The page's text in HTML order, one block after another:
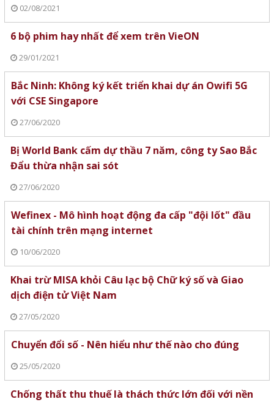
02/08/2021
6 bộ phim hay nhất để xem trên VieON
29/01/2021
Bắc Ninh: Không ký kết triển khai dự án Owifi 5G
với CSE Singapore
27/06/2020
Bị World Bank cấm dự thầu 7 năm, công ty Sao Bắc
Đẩu thừa nhận sai sót
27/06/2020
Wefinex - Mô hình hoạt động đa cấp "đội lốt" đầu
tài chính trên mạng internet
10/06/2020
Khai trừ MISA khỏi Câu lạc bộ Chữ ký số và Giao
dịch điện tử Việt Nam
27/05/2020
Chuyển đổi số - Nên hiểu như thế nào cho đúng
25/05/2020
Chống thất thu thuế là thách thức lớn đối với nền